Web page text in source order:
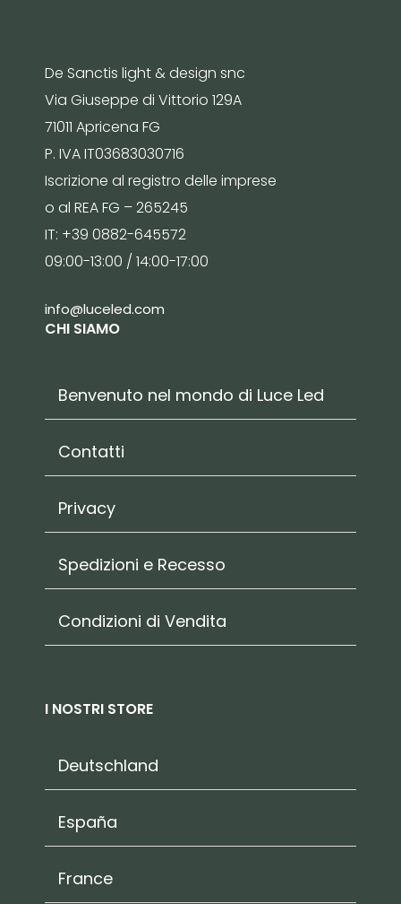
De Sanctis light & design snc
Via Giuseppe di Vittorio 129A
71011 Apricena FG
P. IVA IT03683030716
Iscrizione al registro delle imprese
o al REA FG – 265245
IT: +39 0882-645572
09:00-13:00 / 14:00-17:00
info@luceled.com
CHI SIAMO
Benvenuto nel mondo di Luce Led
Contatti
Privacy
Spedizioni e Recesso
Condizioni di Vendita
I NOSTRI STORE
Deutschland
España
France